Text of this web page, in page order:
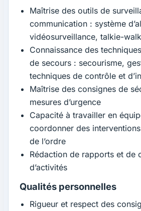
Maîtrise des outils de
communication : système
vidéosurveillance, talkie-
Connaissance des
de secours : secourisme,
techniques de contrôle et
Maîtrise des consignes de
mesures d’urgence
Capacité à travailler en
coordonner des
de l’ordre
Rédaction de rapports et de
d’activités
Qualités personnelles
Rigueur et respect des